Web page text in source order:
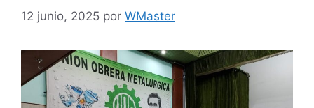
12 junio, 2025 por WMaster